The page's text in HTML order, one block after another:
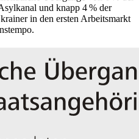
und knapp 4 % der
in den ersten Arbeitsmarkt